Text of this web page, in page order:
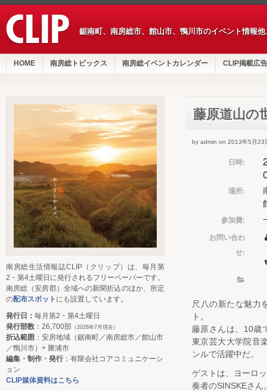
鋸南町、南房総市、館山市、鴨川市のイベント情報
HOME 南房総トピックス 南房総イベントカレンダー CLIP掲載広告
藤原道山の
by admin on 2013年5月23
日時:
場所:
参加費:
お問い合わ
せ:
尺八の新たな魅力
ト。
藤原さんは、10歳
東京芸大大学院音
ンルで活躍中だ。
ゲストは、ヨーロ
奏者のSINSKEさん
南房総生活情報誌CLIP（クリップ）は、毎月第
2・第4土曜日に発行されるフリーペーパーです。
南房総（安房郡）全域への新聞折込のほか、所定
の配布スポット にも設置しています。
発行日： 毎月第2・第4土曜日
発行部数 ：26,700部 （2026年7月現在）
折込範囲 ：安房地域（鋸南町／南房総市／館山市
／鴨川市）+ 勝浦市
編集・制作・発行：有限会社コアコミュニケーシ
ョン
CLIP媒体資料はこちら